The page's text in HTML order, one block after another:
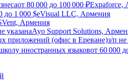
от 80 000 до 100 000 ₽Expaforce,
до 1 000 $eVisual LLC, Армения
Армения
указанаAyo Support Solutions,
приложений (офис в Ереване)з/п не
иностранных языковот 60 000